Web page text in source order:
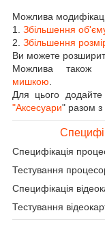
Можлива
1. Збільшення
2. Збільшення
Ви можете
Можлива також
мишкою
Для цього додайте
"Аксесуари" разом з
Специфікація
Тестування
Специфікація
Тестування